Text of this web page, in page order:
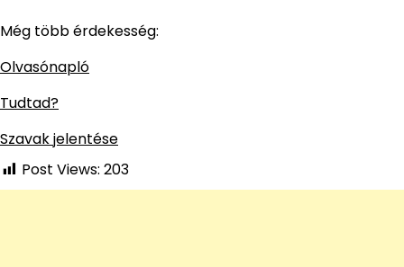
Még több érdekesség:
Olvasónapló
Tudtad?
Szavak jelentése
Post Views: 203